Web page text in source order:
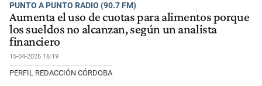
PUNTO A PUNTO RADIO (90.7 FM)
Aumenta el uso de cuotas para alimentos porque
los sueldos no alcanzan, según un analista
financiero
15-04-2026 16:19
PERFIL REDACCIÓN CÓRDOBA